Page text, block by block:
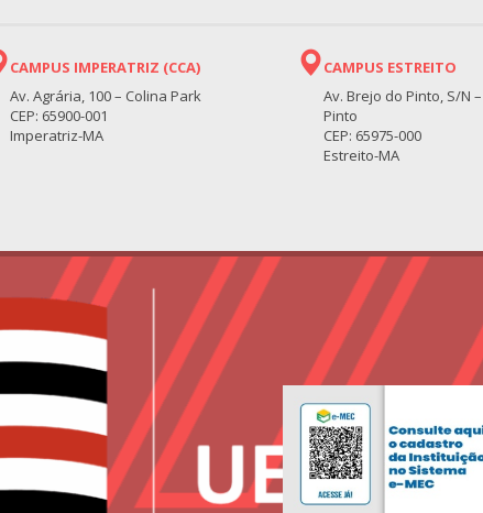
CAMPUS IMPERATRIZ (CCA)
Av. Agrária, 100 – Colina Park
CEP: 65900-001
Imperatriz-MA
CAMPUS ESTREITO
Av. Brejo do Pinto, S/N
Pinto
CEP: 65975-000
Estreito-MA